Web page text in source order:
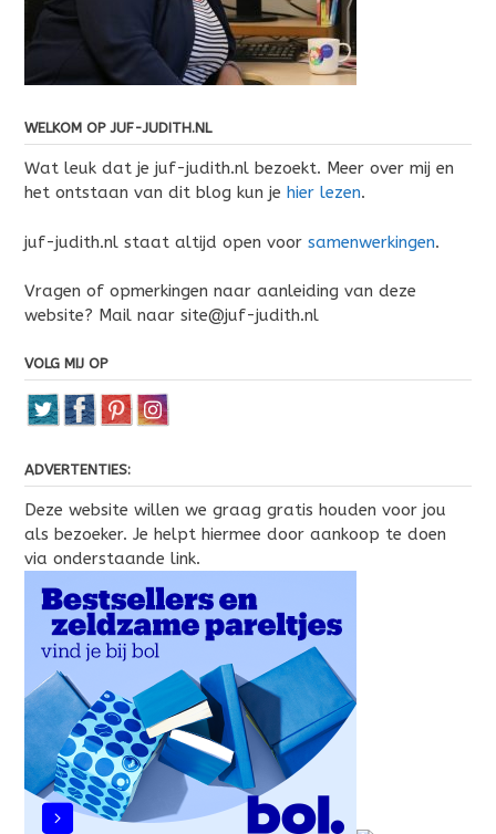
WELKOM OP JUF-JUDITH.NL
Wat leuk dat je juf-judith.nl bezoekt. Meer over mij en
het ontstaan van dit blog kun je hier lezen.
juf-judith.nl staat altijd open voor samenwerkingen.
Vragen of opmerkingen naar aanleiding van deze
website? Mail naar site@juf-judith.nl
VOLG MIJ OP
ADVERTENTIES:
Deze website willen we graag gratis houden voor jou
als bezoeker. Je helpt hiermee door aankoop te doen
via onderstaande link.